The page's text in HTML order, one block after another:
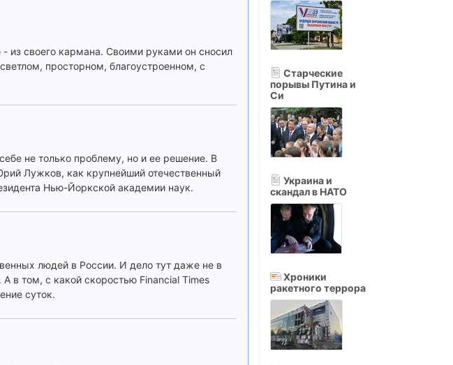
из своего кармана. Своими руками он сносил
просторном, благоустроенном, с
не только проблему, но и ее решение. В
Лужков, как крупнейший отечественный
Нью-Йоркской академии наук.
людей в России. И дело тут даже не в
в том, с какой скоростью Financial Times
суток.
Старческие
порывы Путина и
Си
Украина и
скандал в НАТО
Хроники
ракетного террора